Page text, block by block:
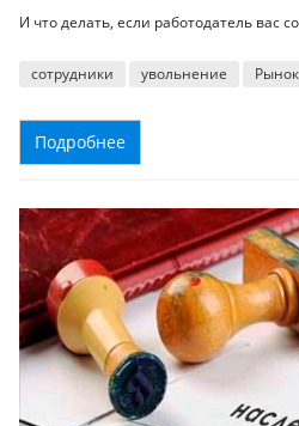
И что делать, если работодатель вас
сотрудники увольнение
Подробнее